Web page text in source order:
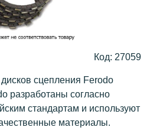
Код: 27059
сцепления Ferodo
разработаны согласно
стандартам и используют
материалы.